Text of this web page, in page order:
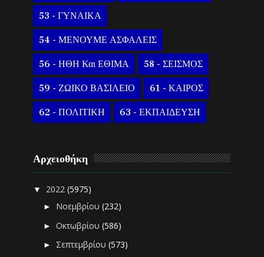
53 - ΓΥΝΑΙΚΑ
54 - ΜΕΝΟΥΜΕ ΑΣΦΑΛΕΙΣ
56 - ΗΘΗ Και ΕΘΙΜΑ 58 - ΣΕΙΣΜΟΣ
59 - ΖΩΙΚΟ ΒΑΣΙΛΕΙΟ 61 - ΚΑΙΡΟΣ
62 - ΠΟΛΙΤΙΚΗ 63 - ΕΚΠΑΙΔΕΥΣΗ
Αρχειοθήκη
▼ 2022(5975)
► Νοεμβρίου(232)
►Οκτωβρίου(586)
► Σεπτεμβρίου(573)